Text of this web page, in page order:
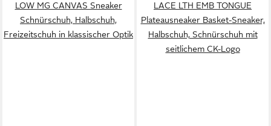
LOW MG CANVAS Sneaker
Schnürschuh, Halbschuh,
Freizeitschuh in klassischer Optik
LACE LTH EMB TONGUE
Plateausneaker Basket-Sneaker,
Halbschuh, Schnürschuh mit
seitlichem CK-Logo